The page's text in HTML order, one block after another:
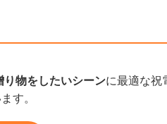
り物をしたいシーンに最適な祝
す。